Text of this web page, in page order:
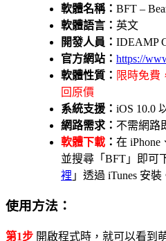
軟體名稱： BFT –
軟體語言： 英文
開發人員： IDEAMP
官方網站： https://
軟體性質： 限時免費
回原價
系統支援： iOS 10.0
網路需求： 不需網路
軟體下載 ： 在 iPhone
並搜尋「BFT」即可
裡 」透過 iTunes 安裝
使用方法：
第1步 開啟程式時，就可以看到